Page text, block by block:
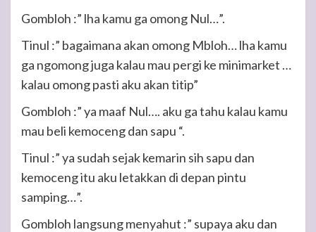
Gombloh :” lha kamu ga omong Nul…”.
Tinul :” bagaimana akan omong Mbloh… lha kamu
ga ngomong juga kalau mau pergi ke minimarket …
kalau omong pasti aku akan titip”
Gombloh :” ya maaf Nul…. aku ga tahu kalau kamu
mau beli kemoceng dan sapu “.
Tinul :” ya sudah sejak kemarin sih sapu dan
kemoceng itu aku letakkan di depan pintu
samping…”.
Gombloh langsung menyahut :” supaya aku dan